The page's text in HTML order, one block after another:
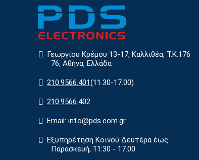
Γεωργίου Κρέμου 13-17, Καλλιθέα, Τ.Κ.176
76, Αθήνα, Ελλάδα
210.9566.401(11.30-17.00)
210.9566.402
Email:info@pds.com.gr
Εξυπηρέτηση Κοινού Δευτέρα έως
Παρασκευή, 11:30 - 17.00